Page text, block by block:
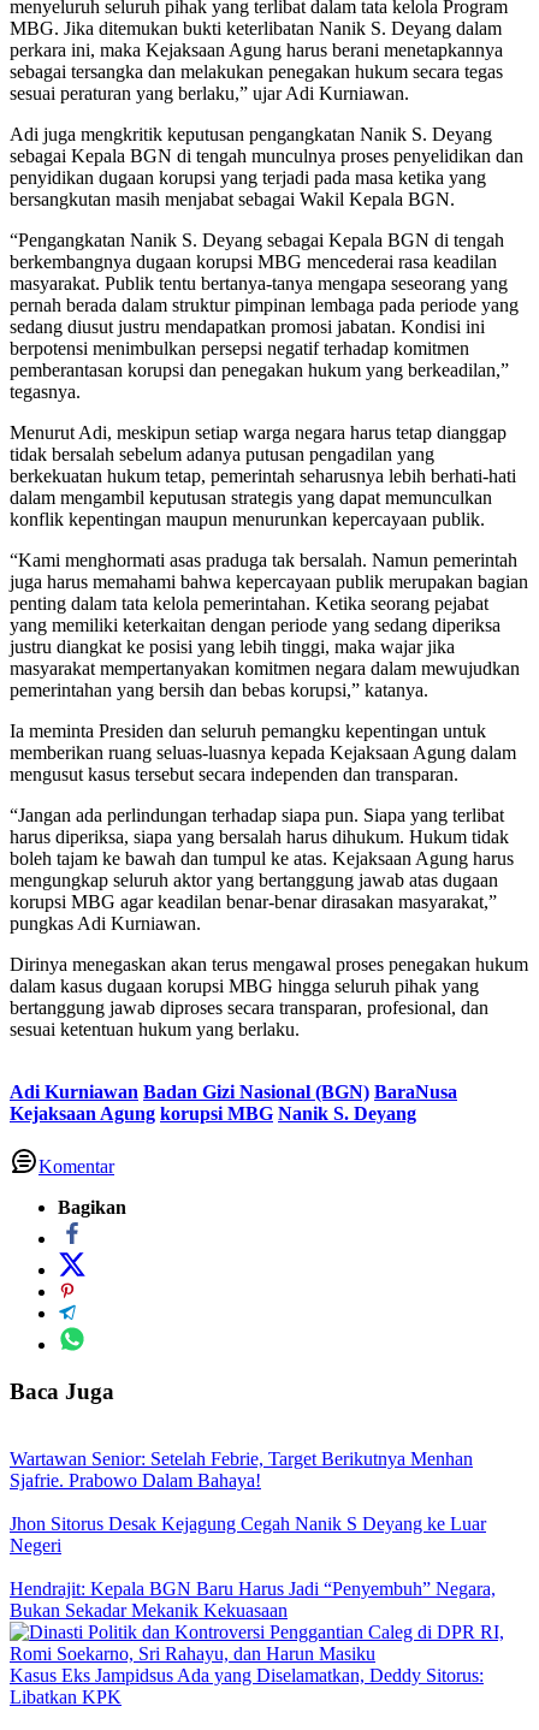
menyeluruh seluruh pihak yang terlibat dalam tata kelola Program
MBG. Jika ditemukan bukti keterlibatan Nanik S. Deyang dalam
perkara ini, maka Kejaksaan Agung harus berani menetapkannya
sebagai tersangka dan melakukan penegakan hukum secara tegas
sesuai peraturan yang berlaku,” ujar Adi Kurniawan.
Adi juga mengkritik keputusan pengangkatan Nanik S. Deyang
sebagai Kepala BGN di tengah munculnya proses penyelidikan dan
penyidikan dugaan korupsi yang terjadi pada masa ketika yang
bersangkutan masih menjabat sebagai Wakil Kepala BGN.
“Pengangkatan Nanik S. Deyang sebagai Kepala BGN di tengah
berkembangnya dugaan korupsi MBG mencederai rasa keadilan
masyarakat. Publik tentu bertanya-tanya mengapa seseorang yang
pernah berada dalam struktur pimpinan lembaga pada periode yang
sedang diusut justru mendapatkan promosi jabatan. Kondisi ini
berpotensi menimbulkan persepsi negatif terhadap komitmen
pemberantasan korupsi dan penegakan hukum yang berkeadilan,”
tegasnya.
Menurut Adi, meskipun setiap warga negara harus tetap dianggap
tidak bersalah sebelum adanya putusan pengadilan yang
berkekuatan hukum tetap, pemerintah seharusnya lebih berhati-hati
dalam mengambil keputusan strategis yang dapat memunculkan
konflik kepentingan maupun menurunkan kepercayaan publik.
“Kami menghormati asas praduga tak bersalah. Namun pemerintah
juga harus memahami bahwa kepercayaan publik merupakan bagian
penting dalam tata kelola pemerintahan. Ketika seorang pejabat
yang memiliki keterkaitan dengan periode yang sedang diperiksa
justru diangkat ke posisi yang lebih tinggi, maka wajar jika
masyarakat mempertanyakan komitmen negara dalam mewujudkan
pemerintahan yang bersih dan bebas korupsi,” katanya.
Ia meminta Presiden dan seluruh pemangku kepentingan untuk
memberikan ruang seluas-luasnya kepada Kejaksaan Agung dalam
mengusut kasus tersebut secara independen dan transparan.
“Jangan ada perlindungan terhadap siapa pun. Siapa yang terlibat
harus diperiksa, siapa yang bersalah harus dihukum. Hukum tidak
boleh tajam ke bawah dan tumpul ke atas. Kejaksaan Agung harus
mengungkap seluruh aktor yang bertanggung jawab atas dugaan
korupsi MBG agar keadilan benar-benar dirasakan masyarakat,”
pungkas Adi Kurniawan.
Dirinya menegaskan akan terus mengawal proses penegakan hukum
dalam kasus dugaan korupsi MBG hingga seluruh pihak yang
bertanggung jawab diproses secara transparan, profesional, dan
sesuai ketentuan hukum yang berlaku.
Adi Kurniawan Badan Gizi Nasional (BGN) BaraNusa
Kejaksaan Agung korupsi MBG Nanik S. Deyang
Komentar
Bagikan
Baca Juga
Wartawan Senior: Setelah Febrie, Target Berikutnya Menhan
Sjafrie. Prabowo Dalam Bahaya!
Jhon Sitorus Desak Kejagung Cegah Nanik S Deyang ke Luar
Negeri
Hendrajit: Kepala BGN Baru Harus Jadi “Penyembuh” Negara,
Bukan Sekadar Mekanik Kekuasaan
Kasus Eks Jampidsus Ada yang Diselamatkan, Deddy Sitorus:
Libatkan KPK